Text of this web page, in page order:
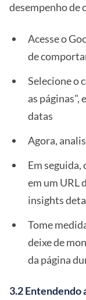
desempenho de
Acesse o
de
Selecione o
as páginas",
datas
Agora,
Em
em um URL
insights
Tome
deixe de
da página
3.2 Entendendo